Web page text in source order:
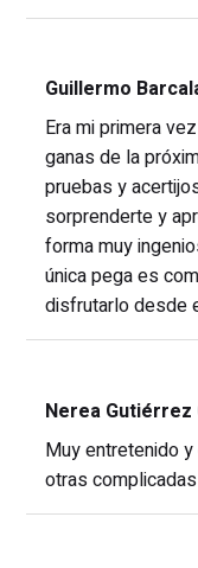
Guillermo
Era mi primera
ganas de la
pruebas y
sorprenderte y
forma muy
única pega es
disfrutarlo desde
Nerea
Muy entretenido
otras